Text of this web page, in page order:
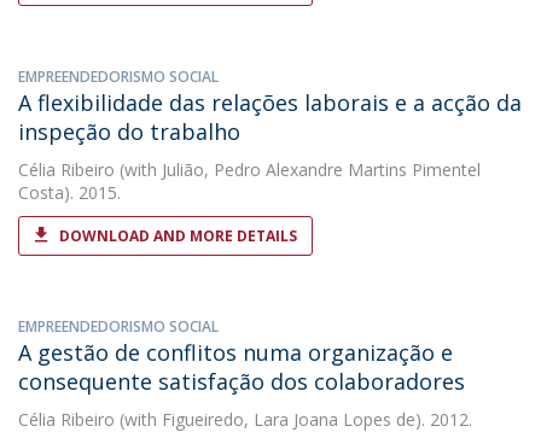
EMPREENDEDORISMO SOCIAL
A flexibilidade das relações laborais e a acção da
inspeção do trabalho
Célia Ribeiro (with Julião, Pedro Alexandre Martins Pimentel
Costa). 2015.
DOWNLOAD AND MORE DETAILS
EMPREENDEDORISMO SOCIAL
A gestão de conflitos numa organização e
consequente satisfação dos colaboradores
Célia Ribeiro (with Figueiredo, Lara Joana Lopes de). 2012.